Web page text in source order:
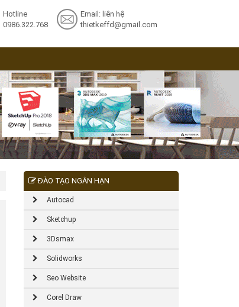
Email: liên hệ
thietkeffd@gmail.com
Hotline
0986.322.768
ĐÀO TẠO NGẮN HẠN
Autocad
Sketchup
3Dsmax
Solidworks
Seo Website
Corel Draw